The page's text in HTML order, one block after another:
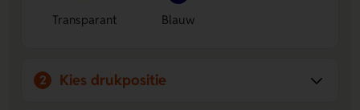
Transparant Blauw
2 Kies drukpositie